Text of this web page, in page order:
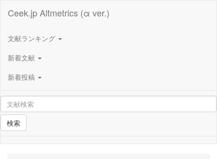
Ceek.jp Altmetrics (α ver.)
文献ランキング
新着文献
新着投稿
検索